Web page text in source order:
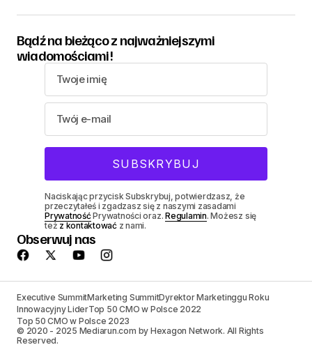
Bądź na bieżąco z najważniejszymi
wiadomościami!
Naciskając przycisk Subskrybuj, potwierdzasz, że
przeczytałeś i zgadzasz się z naszymi zasadami
PrywatnośćPrywatności oraz.Regulamin. Możesz się
też z kontaktowaćz nami.
Obserwuj nas
Executive SummitMarketing SummitDyrektor Marketinggu Roku
Innowacyjny LiderTop 50 CMO w Polsce 2022
Top 50 CMO w Polsce 2023
© 2020 - 2025 Mediarun.com by Hexagon Network. All Rights
Reserved.